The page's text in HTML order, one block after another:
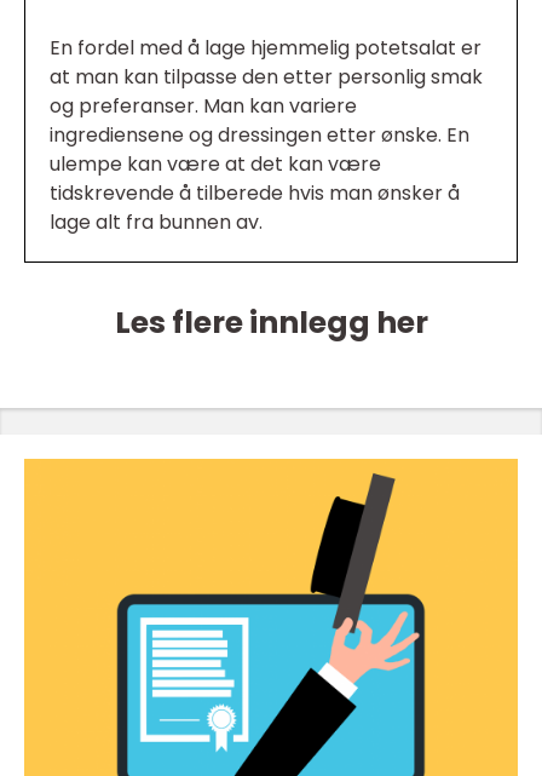
En fordel med å lage hjemmelig potetsalat er
at man kan tilpasse den etter personlig smak
og preferanser. Man kan variere
ingrediensene og dressingen etter ønske. En
ulempe kan være at det kan være
tidskrevende å tilberede hvis man ønsker å
lage alt fra bunnen av.
Les flere innlegg her